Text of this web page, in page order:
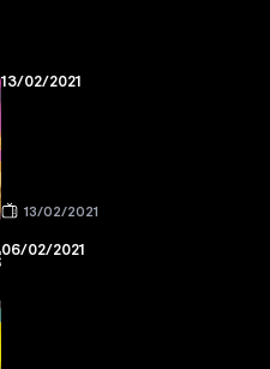
13/02/2021
13/02/2021
06/02/2021